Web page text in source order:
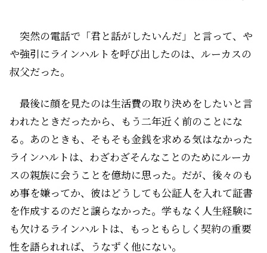
突然の電話で「君と話がしたいんだ」と言って、や
や強引にラインハルトを呼び出したのは、ルーカスの
叔父だった。
最後に顔を見たのは生活費の取り決めをしたいと言
われたときだったから、もう二年近く前のことにな
る。あのときも、そもそも金銭を求める気はなかった
ラインハルトは、わざわざそんなことのためにルーカ
スの親族に会うことを億劫に思った。だが、後々のも
め事を嫌ってか、彼はどうしても公証人を入れて証書
を作成するのだと譲らなかった。学もなく人生経験に
も欠けるラインハルトは、もっともらしく契約の重要
性を語られれば、うなずく他にない。